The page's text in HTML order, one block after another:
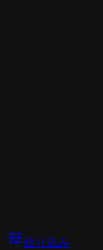
tune絞り込み